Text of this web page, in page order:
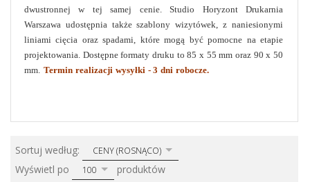
dwustronnej w tej samej cenie. Studio Horyzont Drukarnia
Warszawa udostępnia także szablony wizytówek, z naniesionymi
liniami cięcia oraz spadami, które mogą być pomocne na etapie
projektowania. Dostępne formaty druku to 85 x 55 mm oraz 90 x 50
mm. Termin realizacji wysyłki - 3 dni robocze.
Sortuj według: sortCENY (ROSNĄCO)
Wyświetl po pop100 produktów